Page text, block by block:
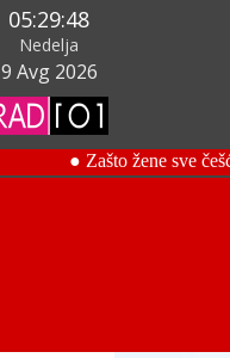
05:29:49
Nedelja
9 Avg 2026